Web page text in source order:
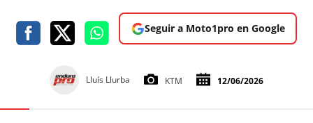
Seguir a Moto1pro en Google
Lluís Llurba KTM 12/06/2026